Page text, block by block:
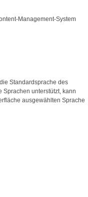
Management-System
Standardsprache des
Sprachen unterstützt, kann
ausgewählten Sprache